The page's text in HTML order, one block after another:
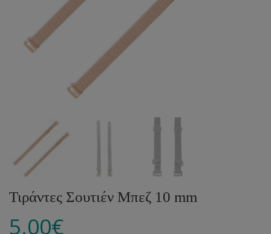
Τιράντες Σουτιέν Μπεζ 10 mm
5.00€